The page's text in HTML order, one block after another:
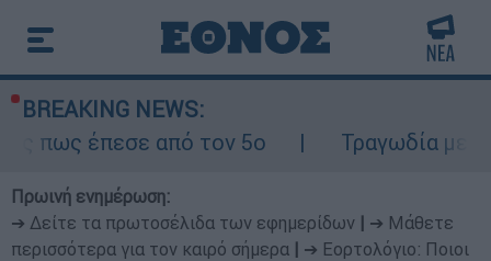
BREAKING NEWS:
από τον 5ο
Τραγωδία με δύο
Πρωινή ενημέρωση:
➔ Δείτε τα πρωτοσέλιδα των εφημερίδων
➔ Μάθετε
περισσότερα για τον καιρό σήμερα
➔ Εορτολόγιο: Ποιοι